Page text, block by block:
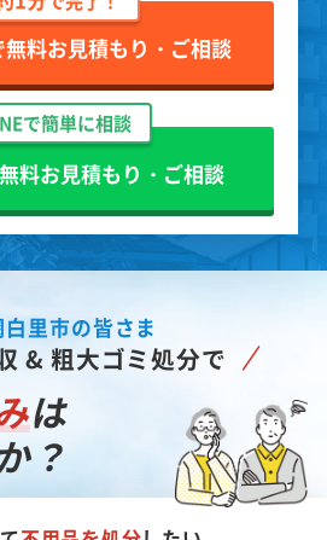
1分で完了！
無料お見積もり・ご相談
で簡単に相談
料お見積もり・ご相談
白里市の皆さま
& 粗大ゴミ処分で
は
？